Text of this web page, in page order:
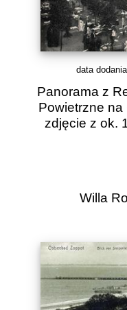
data
Panorama z
Powietrzne
zdjęcie z ok.
Willa